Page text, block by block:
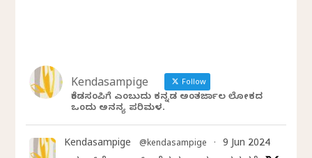
Kendasampige Follow
ಕೆಂಡಸಂಪಿಗೆ ಎಂಬುದು ಕನ್ನಡ ಅಂತರ್ಜಾಲ ಲೋಕದ
ಒಂದು ಅನನ್ಯ ಪರಿಮಳ.
Kendasampige @kendasampige · 9 Jun 2024